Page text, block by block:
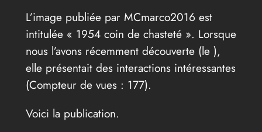
L’image publiée par MCmarco2016 est
intitulée « 1954 coin de chasteté ». Lorsque
nous l’avons récemment découverte (le ),
elle présentait des interactions intéressantes
(Compteur de vues : 177).
Voici la publication.